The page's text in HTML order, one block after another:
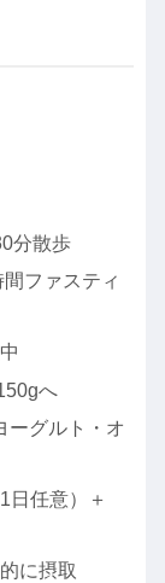
分散歩
ファスティ
へ
ーグルト・オ
日任意）＋
に摂取